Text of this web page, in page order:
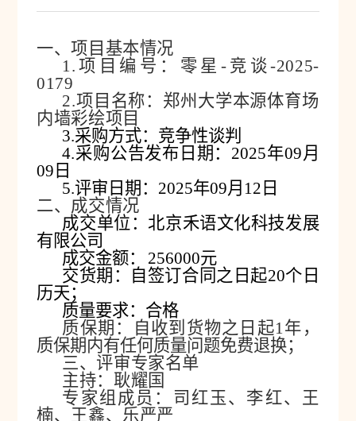
一、项目基本情况
1.项目编号：零星-竞谈-2025-
0179
2.项目名称：郑州大学本源体育场
内墙彩绘项目
3.采购方式：竞争性谈判
4.采购公告发布日期：2025年09月
09日
5.评审日期：2025年09月 12 日
二、成交情况
成交单位：北京禾语文化科技发展
有限公司
成交金额：
256000元
交货期：自签订合同之日起20个日
历天；
质量要求：合格
质保期：自收到货物之日起1年，
质保期内有任何质量问题免费退换；
三、评审专家名单
主持：耿耀国
专家组成员：司红玉、李红、王
楠、王鑫、乐严严